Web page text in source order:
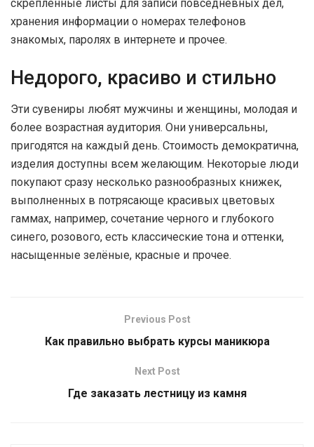
скрепленные листы для записи повседневных дел,
хранения информации о номерах телефонов
знакомых, паролях в интернете и прочее.
Недорого, красиво и стильно
Эти сувениры любят мужчины и женщины, молодая и
более возрастная аудитория. Они универсальны,
пригодятся на каждый день. Стоимость демократична,
изделия доступны всем желающим. Некоторые люди
покупают сразу несколько разнообразных книжек,
выполненных в потрясающе красивых цветовых
гаммах, например, сочетание черного и глубокого
синего, розового, есть классические тона и оттенки,
насыщенные зелёные, красные и прочее.
Previous Post
Как правильно выбрать курсы маникюра
Next Post
Где заказать лестницу из камня